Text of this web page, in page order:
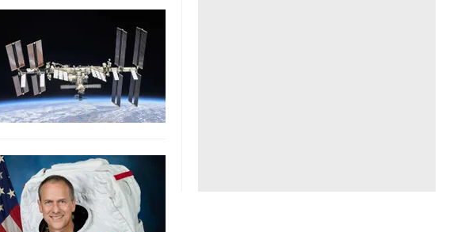
Hitech Công nghệ tương lai
Sản phẩm
Thị trường
Tư vấn